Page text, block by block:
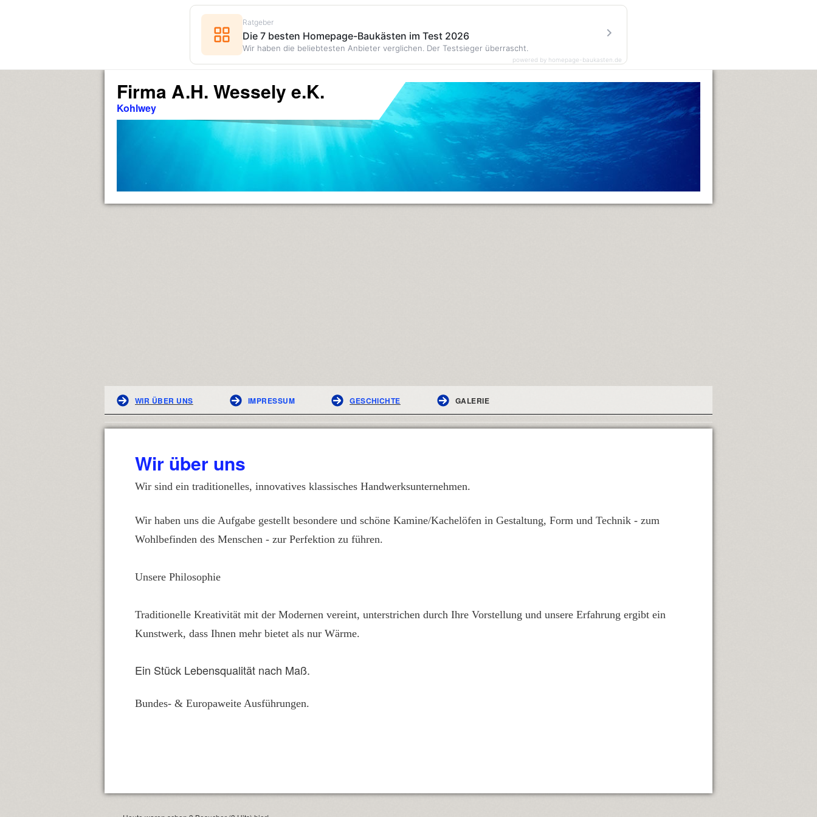
Firma A.H. Wessely e.K.
Kohlwey
WIR ÜBER UNS IMPRESSUM GESCHICHTE GALERIE
Wir über uns
Wir sind ein traditionelles, innovatives klassisches Handwerksunternehmen.
Wir haben uns die Aufgabe gestellt besondere und schöne Kamine/Kachelöfen in Gestaltung, Form und Technik - zum
Wohlbefinden des Menschen - zur Perfektion zu führen.
Unsere Philosophie
Traditionelle Kreativität mit der Modernen vereint, unterstrichen durch Ihre Vorstellung und unsere Erfahrung ergibt ein
Kunstwerk, dass Ihnen mehr bietet als nur Wärme.
Ein Stück Lebensqualität nach Maß.
Bundes- & Europaweite Ausführungen.
Ratgeber
Die 7 besten Homepage-Baukästen im Test 2026
Wir haben die beliebtesten Anbieter verglichen. Der Testsieger überrascht.
powered by homepage-baukasten.de